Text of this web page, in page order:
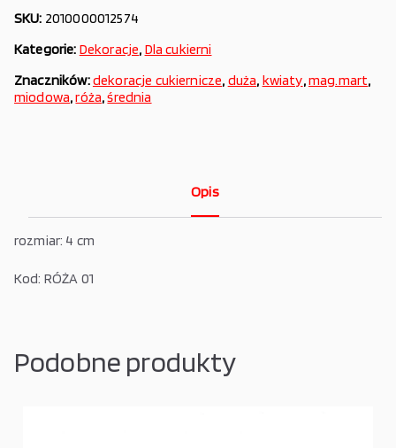
SKU: 2010000012574
Kategorie: Dekoracje, Dla cukierni
Znaczników:dekoracje cukiernicze, duża, kwiaty,mag.mart,
miodowa,róża,średnia
Opis
rozmiar: 4 cm
Kod: RÓŻA 01
Podobne produkty